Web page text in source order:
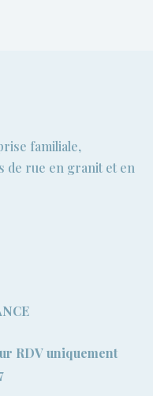
familiale,
de rue en granit et en
RDV uniquement